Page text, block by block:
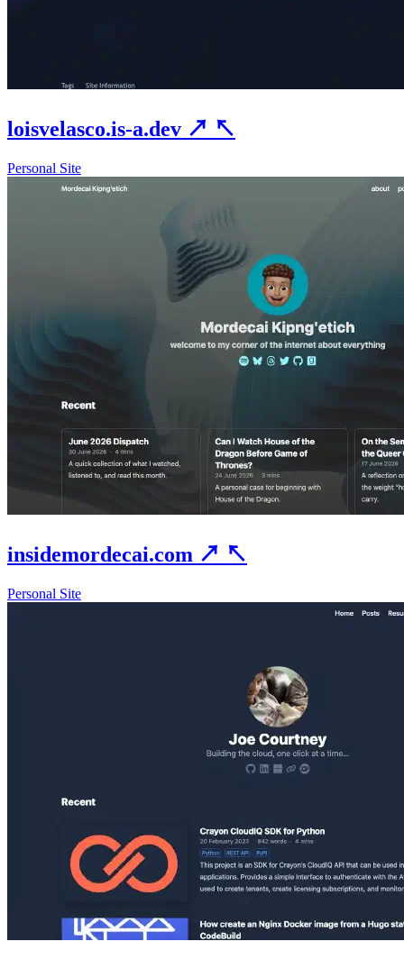
loisvelasco.is-a.dev ↗ ↖
Personal Site
insidemordecai.com ↗ ↖
Personal Site